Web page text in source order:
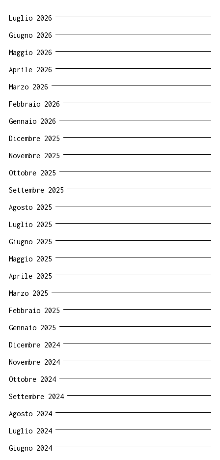
Luglio 2026
Giugno 2026
Maggio 2026
Aprile 2026
Marzo 2026
Febbraio 2026
Gennaio 2026
Dicembre 2025
Novembre 2025
Ottobre 2025
Settembre 2025
Agosto 2025
Luglio 2025
Giugno 2025
Maggio 2025
Aprile 2025
Marzo 2025
Febbraio 2025
Gennaio 2025
Dicembre 2024
Novembre 2024
Ottobre 2024
Settembre 2024
Agosto 2024
Luglio 2024
Giugno 2024